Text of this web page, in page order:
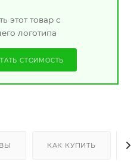
этот товар с
логотипа
СТОИМОСТЬ
КАК КУПИТЬ